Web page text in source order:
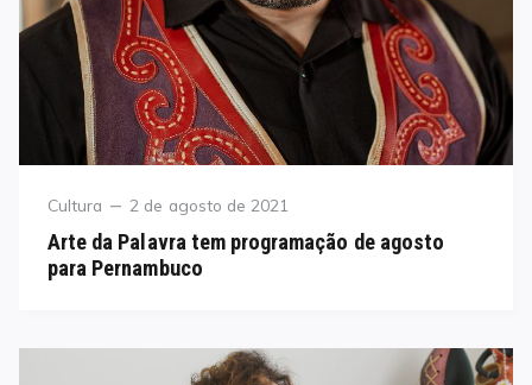
Category
Cultura
Posted
2 de agosto de 2021
Arte da Palavra tem programação de agosto
para Pernambuco